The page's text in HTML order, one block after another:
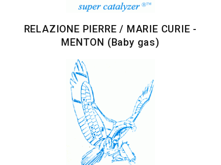
RELAZIONE PIERRE / MARIE CURIE -
MENTON (Baby gas)